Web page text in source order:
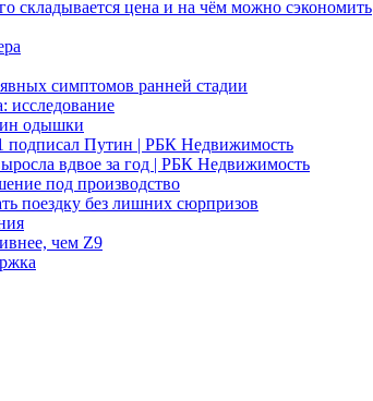
складывается цена и на чём можно сэкономить
симптомов ранней стадии
исследование
одышки
подписал Путин | РБК Недвижимость
вдвое за год | РБК Недвижимость
под производство
поездку без лишних сюрпризов
чем Z9